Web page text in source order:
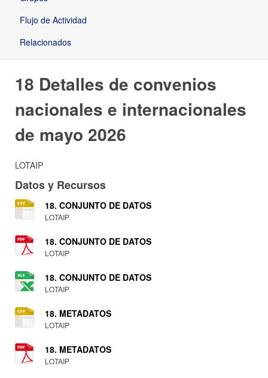
Flujo de Actividad
Relacionados
18 Detalles de convenios
nacionales e internacionales
de mayo 2026
LOTAIP
Datos y Recursos
18. CONJUNTO DE DATOS
LOTAIP
18. CONJUNTO DE DATOS
LOTAIP
18. CONJUNTO DE DATOS
LOTAIP
18. METADATOS
LOTAIP
18. METADATOS
LOTAIP